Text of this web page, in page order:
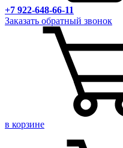
+7 922-648-66-11
Заказать обратный звонок
в корзине